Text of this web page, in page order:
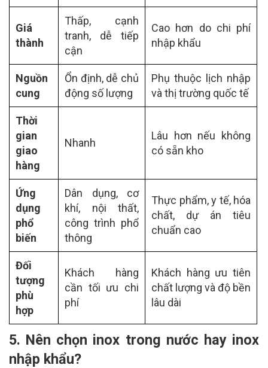
Giá
thành
Thấp, cạnh
tranh, dễ tiếp
cận
Cao hơn do chi phí
nhập khẩu
Nguồn
cung
Ổn định, dễ chủ
động số lượng
Phụ thuộc lịch nhập
và thị trường quốc tế
Thời
gian
giao
hàng
Nhanh
Lâu hơn nếu không
có sẵn kho
Ứng
dụng
phổ
biến
Dân dụng, cơ
khí, nội thất,
công trình phổ
thông
Thực phẩm, y tế, hóa
chất, dự án tiêu
chuẩn cao
Đối
tượng
phù
hợp
Khách hàng
cần tối ưu chi
phí
Khách hàng ưu tiên
chất lượng và độ bền
lâu dài
5. Nên chọn inox trong nước hay inox
nhập khẩu?